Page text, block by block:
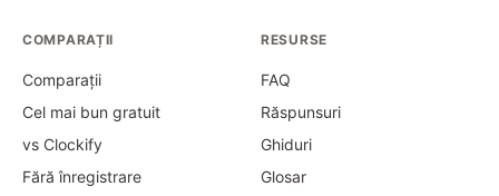
COMPARAȚII
Comparații
Cel mai bun gratuit
vs Clockify
Fără înregistrare
RESURSE
FAQ
Răspunsuri
Ghiduri
Glosar